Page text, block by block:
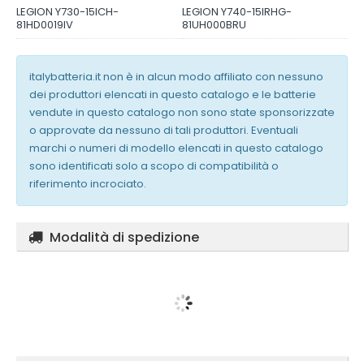
LEGION Y730-15ICH-
81HD0019IV
LEGION Y740-15IRHG-
81UH000BRU
italybatteria.it non è in alcun modo affiliato con nessuno
dei produttori elencati in questo catalogo e le batterie
vendute in questo catalogo non sono state sponsorizzate
o approvate da nessuno di tali produttori. Eventuali
marchi o numeri di modello elencati in questo catalogo
sono identificati solo a scopo di compatibilità o
riferimento incrociato.
Modalità di spedizione